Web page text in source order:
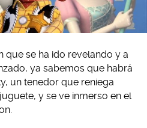
que se ha ido revelando y a
ya sabemos que habrá
un tenedor que reniega
y se ve inmerso en el